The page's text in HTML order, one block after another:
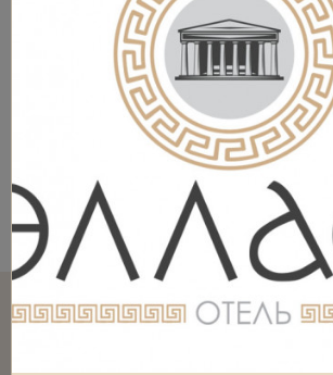
Кондиционер
Средства личной гигиены